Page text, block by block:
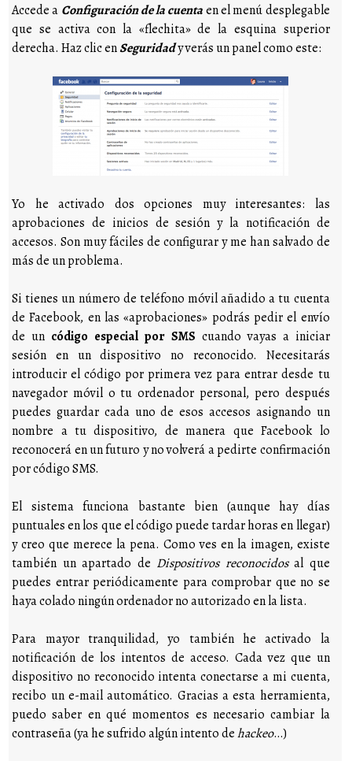
Accede a Configuración de la cuentaen el menú desplegable
que se activa con la «flechita» de la esquina superior
derecha. Haz clic enSeguridady verás un panel como este:
Yo he activado dos opciones muy interesantes: las
aprobaciones de inicios de sesión y la notificación de
accesos. Son muy fáciles de configurar y me han salvado de
más de un problema.
Si tienes un número de teléfono móvil añadido a tu cuenta
de Facebook, en las «aprobaciones» podrás pedir el envío
de un código especial por SMS cuando vayas a iniciar
sesión en un dispositivo no reconocido. Necesitarás
introducir el código por primera vez para entrar desde tu
navegador móvil o tu ordenador personal, pero después
puedes guardar cada uno de esos accesos asignando un
nombre a tu dispositivo, de manera que Facebook lo
reconocerá en un futuro y no volverá a pedirte confirmación
por código SMS.
El sistema funciona bastante bien (aunque hay días
puntuales en los que el código puede tardar horas en llegar)
y creo que merece la pena. Como ves en la imagen, existe
también un apartado de Dispositivos reconocidosal que
puedes entrar periódicamente para comprobar que no se
haya colado ningún ordenador no autorizado en la lista.
Para mayor tranquilidad, yo también he activado la
notificación de los intentos de acceso. Cada vez que un
dispositivo no reconocido intenta conectarse a mi cuenta,
recibo un e-mail automático. Gracias a esta herramienta,
puedo saber en qué momentos es necesario cambiar la
contraseña (ya he sufrido algún intento dehackeo…)